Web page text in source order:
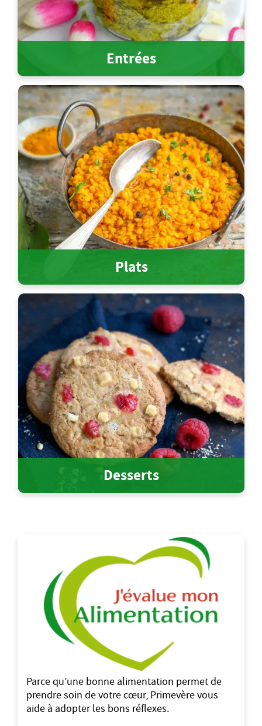
Entrées
Plats
Desserts
Parce qu’une bonne alimentation permet de
prendre soin de votre cœur, Primevère vous
aide à adopter les bons réflexes.